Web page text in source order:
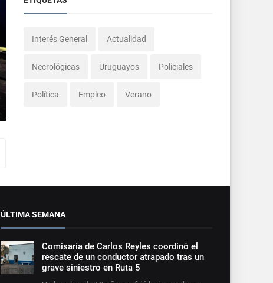
Interés General Actualidad
Necrológicas Uruguayos Policiales
Política Empleo Verano
ÚLTIMA SEMANA
Comisaría de Carlos Reyles coordinó el
rescate de un conductor atrapado tras un
grave siniestro en Ruta 5